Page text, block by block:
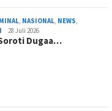
, NASIONAL, NEWS,
28 Juli 2026
Dugaa…